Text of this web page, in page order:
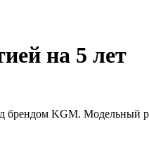
на 5 лет